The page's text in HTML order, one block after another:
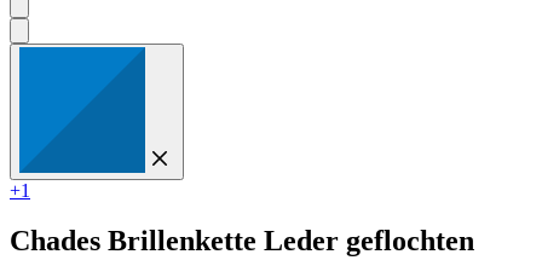
+1
Chades Brillenkette Leder geflochten